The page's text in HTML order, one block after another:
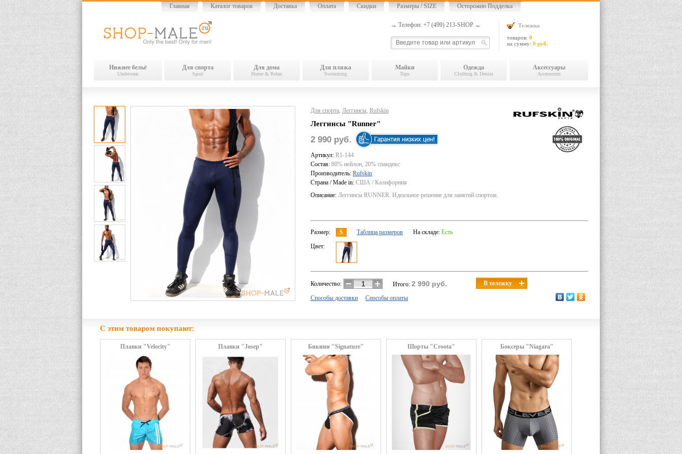
Главная Каталог товаров Доставка Оплата Скидки Размеры / SIZE Осторожно Подделка
Тележка
товаров: 0
на сумму: 0 руб.
→ Телефон: +7 (499) 213-SHOP ←
Нижнее бельё
Underwear
Для спорта
Sport
Для дома
Home & Relax
Для пляжа
Swimming
Майки
Tops
Одежда
Clothing & Denim
Аксессуары
Accessories
Для спорта, Леггинсы, Rufskin
Леггинсы "Runner"
2 990 руб.
Артикул: R1-144
Состав: 80% нейлон, 20% спандекс
Производитель: Rufskin
Страна / Made in: США / Калифорния
Описание: Леггинсы RUNNER. Идеальное решение для занятий спортом.
Размер: S Таблица размеров На складе: Есть
Цвет:
Количество: Итого: 2 990 руб. В тележку
Способы доставки Способы оплаты
С этим товаром покупают:
Плавки "Velocity" Плавки "Josep" Бикини "Signature" Шорты "Croota" Боксеры "Niagara"